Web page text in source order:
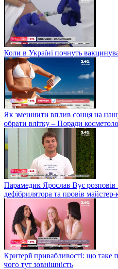
Коли в Україні почнуть
Як зменшити вплив сонця на
обрати влітку – Поради
Парамедик Ярослав Вус
дефібрилятора та провів майстер-
Критерії привабливості: що таке
чого тут зовнішність